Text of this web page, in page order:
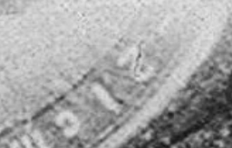
PROFISSIONAL E